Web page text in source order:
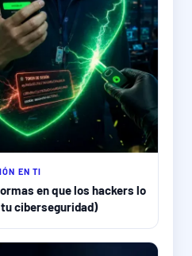
EN TI
en que los hackers lo
ciberseguridad)